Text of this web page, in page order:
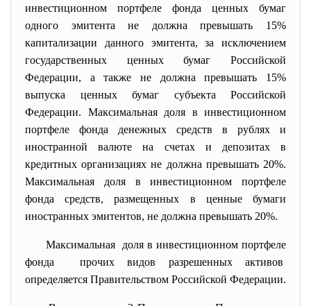
инвестиционном портфеле фонда ценных бумаг
одного эмитента не должна превышать 15%
капитализации данного эмитента, за исключением
государственных ценных бумаг Российской
Федерации, а также не должна превышать 15%
выпуска ценных бумаг субъекта Российской
Федерации. Максимальная доля в инвестиционном
портфеле фонда денежных средств в рублях и
иностранной валюте на счетах и депозитах в
кредитных организациях не должна превышать 20%.
Максимальная доля в инвестиционном портфеле
фонда средств, размещенных в ценные бумаги
иностранных эмитентов, не должна превышать 20%.
Максимальная доля в инвестиционном портфеле
фонда прочих видов разрешенных активов
определяется Правительством Российской Федерации.